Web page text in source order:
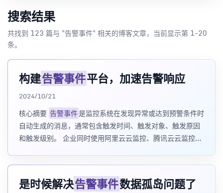
搜索结果
共找到 123 篇与 "告警事件" 相关的博客文章，当前显示第 1-20
条。
构建告警事件平台，加速告警响应
2024/10/21
核心摘要 告警事件是监控系统在发现异常或达到预警条件时
自动生成的消息，通常包含触发时间、触发对象、触发原因
和触发级别。 企业同时使用阿里云云监控、腾讯云云监控、
是时候解决告警事件数据孤岛问题了